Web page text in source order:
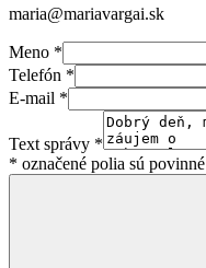
maria@mariavargai.sk
Meno *
Telefón *
E-mail *
Text správy *
* označené polia sú povinné